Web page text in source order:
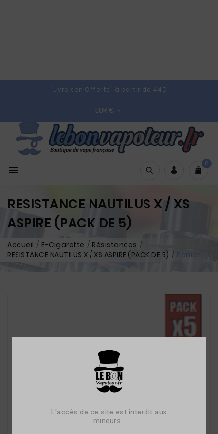
L'accès de ce site est interdit aux
mineurs.
"Livraison Offerte" à partir de 44€
EUR € 

0
RESISTANCE NAUTILUS X / XS
ASPIRE (PACK DE 5)
Accueil E-Cigarette
Résistances
RESISTANCE NAUTILUS X / XS ASPIRE (PACK DE 5)
Panier